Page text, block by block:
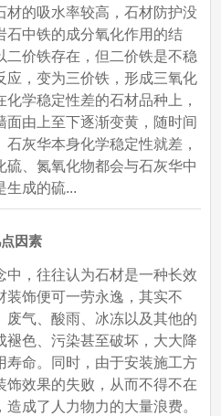
材的吸水率较高，石材防护没
石中铁的成分氧化作用的结
二价铁存在，但二价铁是不稳
应，变为三价铁，形成三氧化
学稳定性差的石材品种上，
由上至下逐渐变黄，随时间
灰华本身化学稳定性就差，
硫、氮氧化物都会与石灰华中
生成的硫...
因素
中，往往认为石材是一种长效
装饰便可一劳永逸，其实不
废气、酸雨、冰冻以及其他的
褪色、污染甚至破坏，大大降
寿命。同时，由于安装施工方
饰效果的失败，从而不得不在
成了人力物力的大量浪费。